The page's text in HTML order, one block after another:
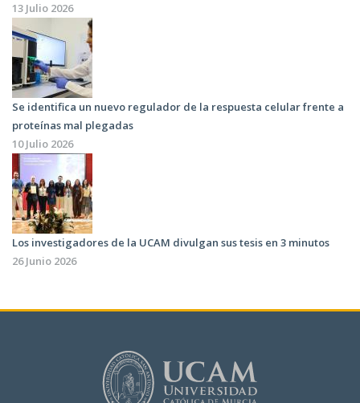
13 Julio 2026
Se identifica un nuevo regulador de la respuesta celular frente a
proteínas mal plegadas
10 Julio 2026
Los investigadores de la UCAM divulgan sus tesis en 3 minutos
26 Junio 2026